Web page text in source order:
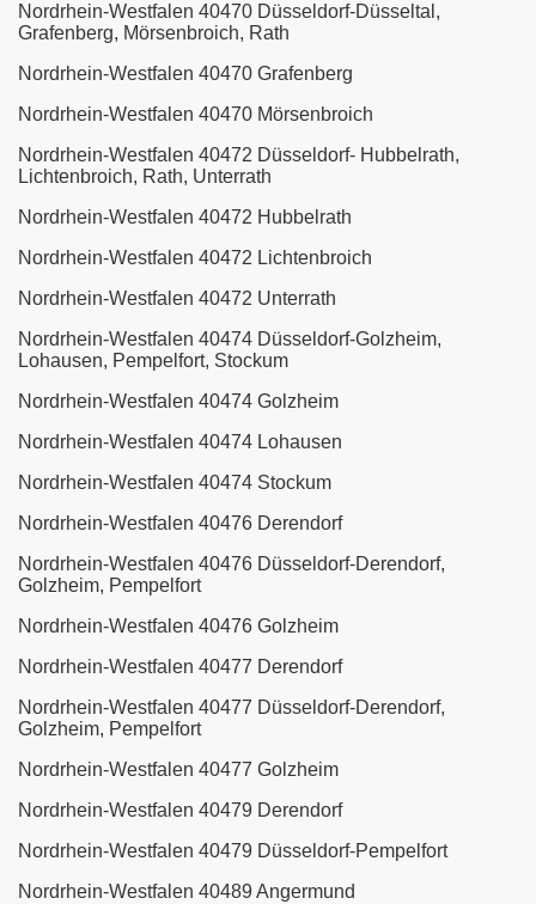
Nordrhein-Westfalen 40470 Düsseldorf-Düsseltal,
Grafenberg, Mörsenbroich, Rath
Nordrhein-Westfalen 40470 Grafenberg
Nordrhein-Westfalen 40470 Mörsenbroich
Nordrhein-Westfalen 40472 Düsseldorf- Hubbelrath,
Lichtenbroich, Rath, Unterrath
Nordrhein-Westfalen 40472 Hubbelrath
Nordrhein-Westfalen 40472 Lichtenbroich
Nordrhein-Westfalen 40472 Unterrath
Nordrhein-Westfalen 40474 Düsseldorf-Golzheim,
Lohausen, Pempelfort, Stockum
Nordrhein-Westfalen 40474 Golzheim
Nordrhein-Westfalen 40474 Lohausen
Nordrhein-Westfalen 40474 Stockum
Nordrhein-Westfalen 40476 Derendorf
Nordrhein-Westfalen 40476 Düsseldorf-Derendorf,
Golzheim, Pempelfort
Nordrhein-Westfalen 40476 Golzheim
Nordrhein-Westfalen 40477 Derendorf
Nordrhein-Westfalen 40477 Düsseldorf-Derendorf,
Golzheim, Pempelfort
Nordrhein-Westfalen 40477 Golzheim
Nordrhein-Westfalen 40479 Derendorf
Nordrhein-Westfalen 40479 Düsseldorf-Pempelfort
Nordrhein-Westfalen 40489 Angermund